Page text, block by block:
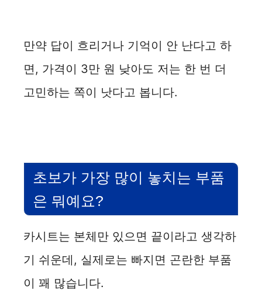
만약 답이 흐리거나 기억이 안 난다고 하
면, 가격이 3만 원 낮아도 저는 한 번 더
고민하는 쪽이 낫다고 봅니다.
초보가 가장 많이 놓치는 부품
은 뭐예요?
카시트는 본체만 있으면 끝이라고 생각하
기 쉬운데, 실제로는 빠지면 곤란한 부품
이 꽤 많습니다.